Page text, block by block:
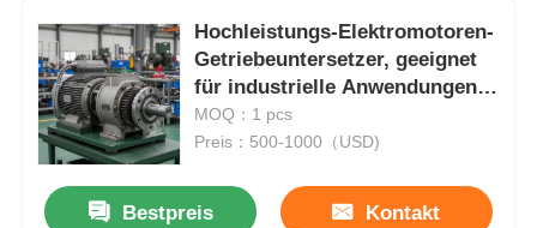
Hochleistungs-Elektromotoren-
Getriebeuntersetzer, geeignet
für industrielle Anwendungen,
Leistung und langlebige
Konstruktion
MOQ：1 pcs
Preis：500-1000（USD)
Bestpreis Kontakt